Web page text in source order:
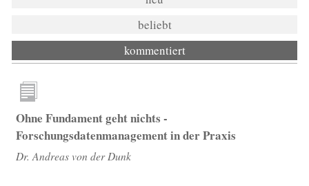
beliebt
kommentiert
Ohne Fundament geht nichts -
Forschungsdatenmanagement in der Praxis
Dr. Andreas von der Dunk